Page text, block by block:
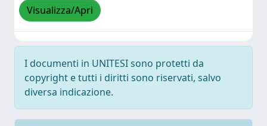
Visualizza/Apri
I documenti in UNITESI sono protetti da
copyright e tutti i diritti sono riservati, salvo
diversa indicazione.